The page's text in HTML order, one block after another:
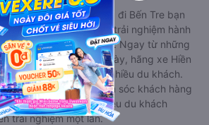
xe khách từ Kiên Giang đi Bến Tre bạn
nên bỏ qua nếu muốn trải nghiệm hành
toàn và tiện nghi nhất. Ngay từ những
trên tuyến đường này, hãng xe Hiền
nhiều ấn tượng tốt với nhiều du khách.
lượng và dịch vụ chăm sóc khách hàng
cộng được rất nhiều du khách
trải nghiệm một lần.